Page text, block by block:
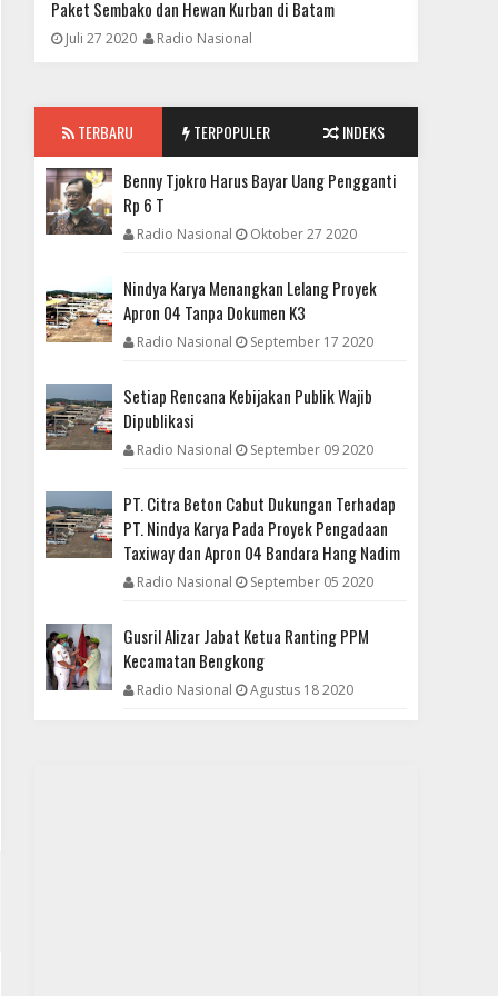
Paket Sembako dan Hewan Kurban di Batam
Juli 27 2020 Radio Nasional
TERBARU TERPOPULER INDEKS
Benny Tjokro Harus Bayar Uang Pengganti
Rp 6 T
Radio Nasional Oktober 27 2020
Nindya Karya Menangkan Lelang Proyek
Apron 04 Tanpa Dokumen K3
Radio Nasional September 17 2020
Setiap Rencana Kebijakan Publik Wajib
Dipublikasi
Radio Nasional September 09 2020
PT. Citra Beton Cabut Dukungan Terhadap
PT. Nindya Karya Pada Proyek Pengadaan
Taxiway dan Apron 04 Bandara Hang Nadim
Radio Nasional September 05 2020
Gusril Alizar Jabat Ketua Ranting PPM
Kecamatan Bengkong
Radio Nasional Agustus 18 2020
Benny Tjokro Harus Bayar Uang Pengganti Rp 6 T
DAERAH
Nindya Karya Menangkan Lelang Proyek Apron 04